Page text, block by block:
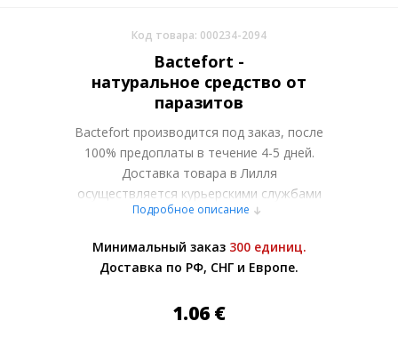
Код товара: 000234-2094
Bactefort -
натуральное средство от
паразитов
Bactefort производится под заказ, после
100% предоплаты в течение 4-5 дней.
Доставка товара в Лилля
осуществляется курьерскими службами
или самовывозом со склада в Москве.
менеджером.
Оплата производится в рублях. Цены на
06.08.2026. Текущий курс 10 руб.=
Подробное описание
Минимальный заказ 300 единиц.
Доставка по РФ, СНГ и Европе.
1.06 €